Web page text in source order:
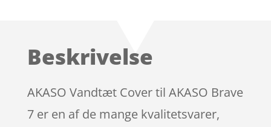
kundebedø
Beskrivelse
AKASO Vandtæt Cover til AKASO Brave
7 er en af de mange kvalitetsvarer,